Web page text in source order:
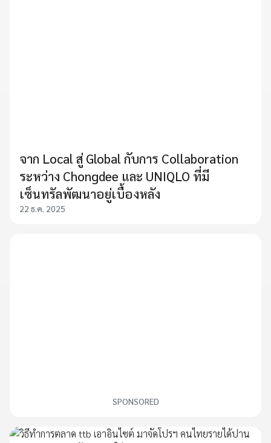
จาก Local สู่ Global กับการ Collaboration
ระหว่าง Chongdee และ UNIQLO ที่มี
เซ็นทรัลพัฒนาอยู่เบื้องหลัง
22 ธ.ค. 2025
SPONSORED